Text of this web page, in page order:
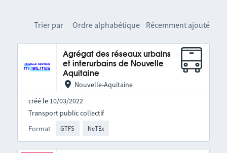
Trier par Ordre alphabétique Récemment ajouté
Agrégat des réseaux urbains
et interurbains de Nouvelle
Aquitaine
Nouvelle-Aquitaine
créé le 10/03/2022
Format GTFS NeTEx
Transport public collectif